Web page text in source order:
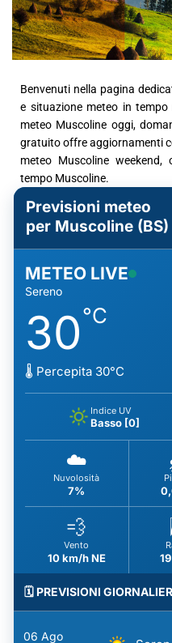
Benvenuti nella pagina
e situazione meteo in
meteo Muscoline oggi,
gratuito offre aggiornamenti
meteo Muscoline
tempo Muscoline.
Previsioni meteo
per Muscoline (BS)
METEO LIVE
Sereno
30°C
🌡️ Percepita 30°C
Indice UV
Basso [0]
☁️
Nuvolosità
7%
💨
Vento
10 km/h NE
🗓️ PREVISIONI
06 Ago